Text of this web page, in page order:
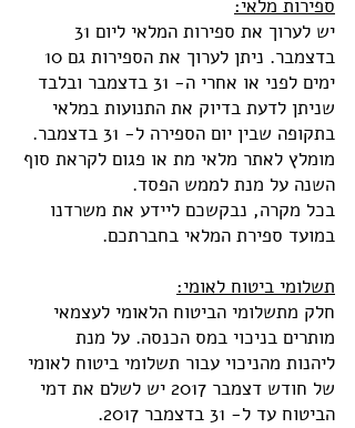
ספירות מלאי:
יש לערוך את ספירות המלאי ליום 31
בדצמבר. ניתן לערוך את הספירות גם 10
ימים לפני או אחרי ה- 31 בדצמבר ובלבד
שניתן לדעת בדיוק את התנועות במלאי
בתקופה שבין יום הספירה ל- 31 בדצמבר.
מומלץ לאתר מלאי מת או פגום לקראת סוף
השנה על מנת לממש הפסד.
בכל מקרה, נבקשכם ליידע את משרדנו
במועד ספירת המלאי בחברתכם.
תשלומי ביטוח לאומי:
חלק מתשלומי הביטוח הלאומי לעצמאי
מותרים בניכוי במס הכנסה. על מנת
ליהנות מהניכוי עבור תשלומי ביטוח לאומי
של חודש דצמבר 2017 יש לשלם את דמי
הביטוח עד ל- 31 בדצמבר 2017.